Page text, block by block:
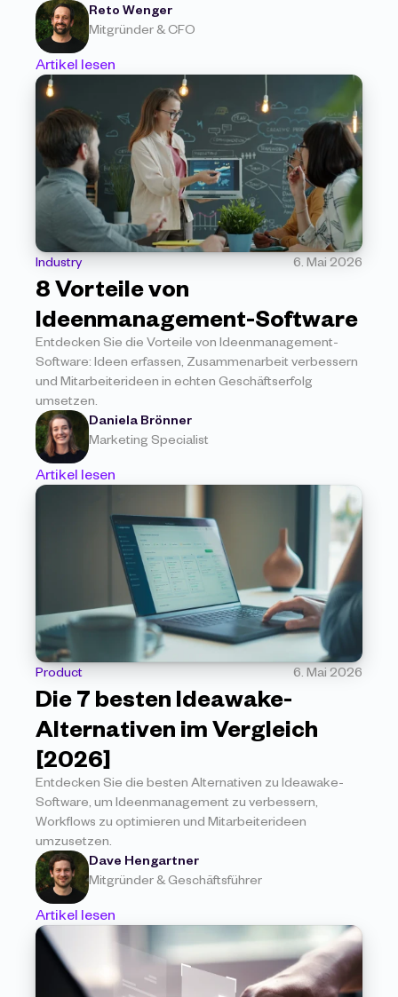
Reto Wenger
Mitgründer & CFO
Artikel lesen
Industry 6. Mai 2026
8 Vorteile von
Ideenmanagement-Software
Entdecken Sie die Vorteile von Ideenmanagement-
Software: Ideen erfassen, Zusammenarbeit verbessern
und Mitarbeiterideen in echten Geschäftserfolg
umsetzen.
Daniela Brönner
Marketing Specialist
Artikel lesen
Product 6. Mai 2026
Die 7 besten Ideawake-
Alternativen im Vergleich
[2026]
Entdecken Sie die besten Alternativen zu Ideawake-
Software, um Ideenmanagement zu verbessern,
Workflows zu optimieren und Mitarbeiterideen
umzusetzen.
Dave Hengartner
Mitgründer & Geschäftsführer
Artikel lesen